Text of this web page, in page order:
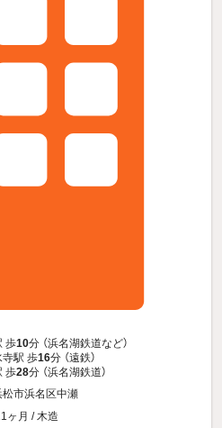
歩10分 （浜名湖鉄道など）
寺駅 歩16分 （遠鉄）
歩28分 （浜名湖鉄道）
松市浜名区中瀬
ヶ月 / 木造